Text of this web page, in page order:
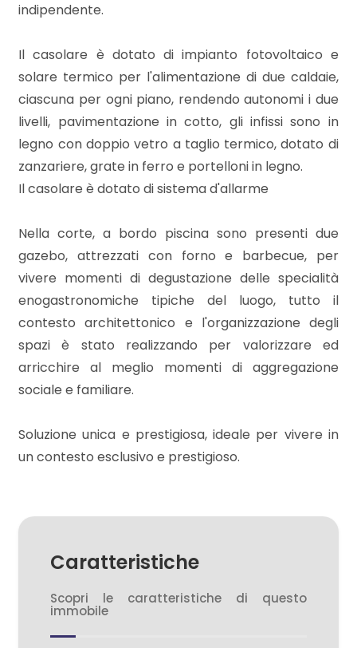
indipendente.
Il casolare è dotato di impianto fotovoltaico e
solare termico per l'alimentazione di due caldaie,
ciascuna per ogni piano, rendendo autonomi i due
livelli, pavimentazione in cotto, gli infissi sono in
legno con doppio vetro a taglio termico, dotato di
zanzariere, grate in ferro e portelloni in legno.
Il casolare è dotato di sistema d'allarme
Nella corte, a bordo piscina sono presenti due
gazebo, attrezzati con forno e barbecue, per
vivere momenti di degustazione delle specialità
enogastronomiche tipiche del luogo, tutto il
contesto architettonico e l'organizzazione degli
spazi è stato realizzando per valorizzare ed
arricchire al meglio momenti di aggregazione
sociale e familiare.
Soluzione unica e prestigiosa, ideale per vivere in
un contesto esclusivo e prestigioso.
Caratteristiche
Scopri le caratteristiche di questo
immobile
5
5+
Camere
minime
Qualsiasi
1
2
5+
Altre
opzioni
multiscelta